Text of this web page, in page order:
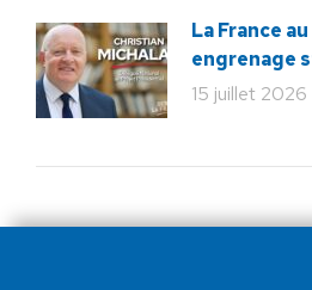
La France
engrenage
15 juillet 2026